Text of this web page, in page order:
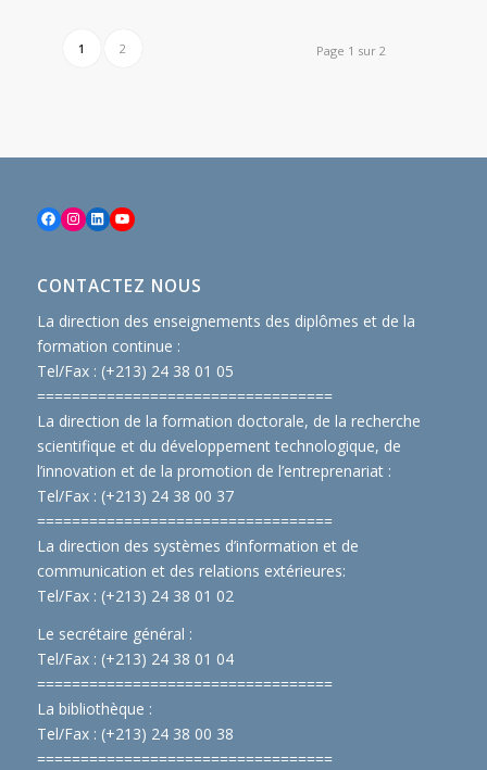
Page 1 sur 2
1 2
Facebook
Instagram
LinkedInYouTube
CONTACTEZ NOUS
La direction des enseignements des diplômes et de la
formation continue :
Tel/Fax : (+213) 24 38 01 05
==================================
La direction de la formation doctorale, de la recherche
scientifique et du développement technologique, de
l’innovation et de la promotion de l’entreprenariat :
Tel/Fax : (+213) 24 38 00 37
==================================
La direction des systèmes d’information et de
communication et des relations extérieures:
Tel/Fax : (+213) 24 38 01 02
Le secrétaire général :
Tel/Fax : (+213) 24 38 01 04
==================================
La bibliothèque :
Tel/Fax : (+213) 24 38 00 38
==================================